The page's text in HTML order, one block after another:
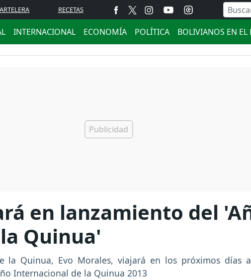
RECETAS
INTERNACIONAL ECONOMÍA POLÍTICA BOLIVIANOS EN EL
en lanzamiento del
Quinua'
la Quinua, Evo Morales, viajará en los próximos días
Internacional de la Quinua 2013